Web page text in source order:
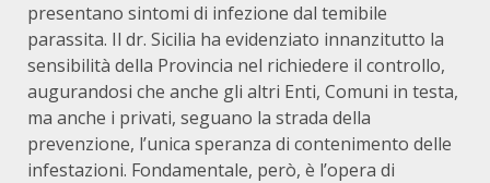
presentano sintomi di infezione dal temibile
parassita. Il dr. Sicilia ha evidenziato innanzitutto la
sensibilità della Provincia nel richiedere il controllo,
augurandosi che anche gli altri Enti, Comuni in testa,
ma anche i privati, seguano la strada della
prevenzione, l’unica speranza di contenimento delle
infestazioni. Fondamentale, però, è l’opera di